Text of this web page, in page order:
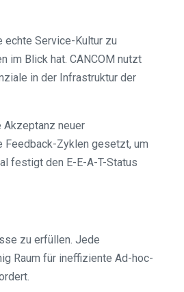
echte Service-Kultur zu
im Blick hat. CANCOM nutzt
in der Infrastruktur der
neuer
Feedback-Zyklen gesetzt, um
festigt den E-E-A-T-Status
zu erfüllen. Jede
Raum für ineffiziente Ad-hoc-